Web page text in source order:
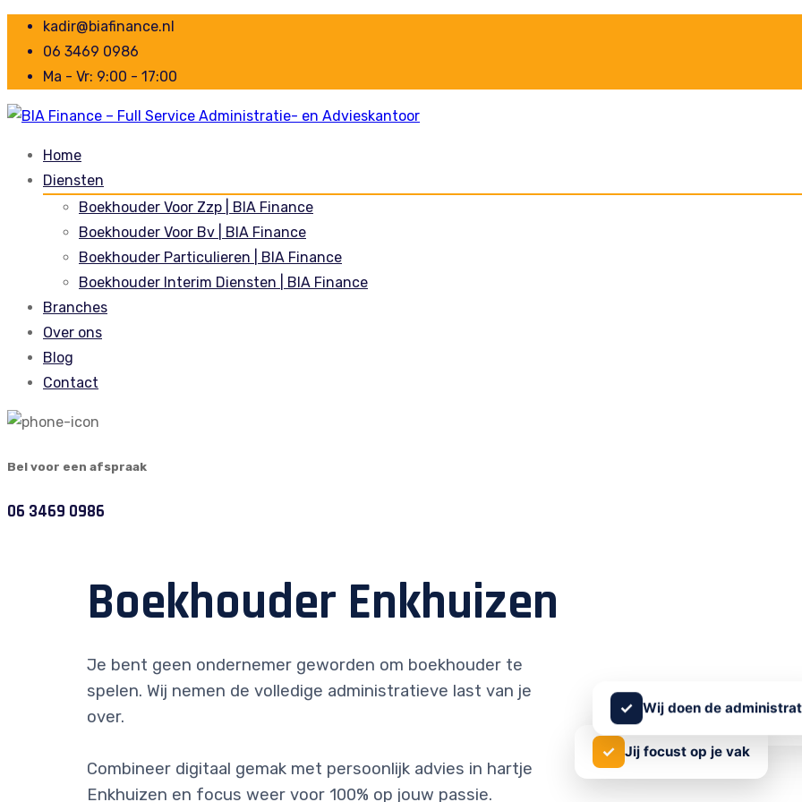
kadir@biafinance.nl
06 3469 0986
Ma - Vr: 9:00 - 17:00
Home
Diensten
Boekhouder Voor Zzp | BIA Finance
Boekhouder Voor Bv | BIA Finance
Boekhouder Particulieren | BIA Finance
Boekhouder Interim Diensten | BIA Finance
Branches
Over ons
Blog
Contact
Bel voor een afspraak
06 3469 0986
Boekhouder Enkhuizen
Je bent geen ondernemer geworden om boekhouder te
spelen. Wij nemen de volledige administratieve last van je
over.
Combineer digitaal gemak met persoonlijk advies in hartje
Enkhuizen en focus weer voor 100% op jouw passie.
✓ Jij focust op je vak
✓ Wij doen de